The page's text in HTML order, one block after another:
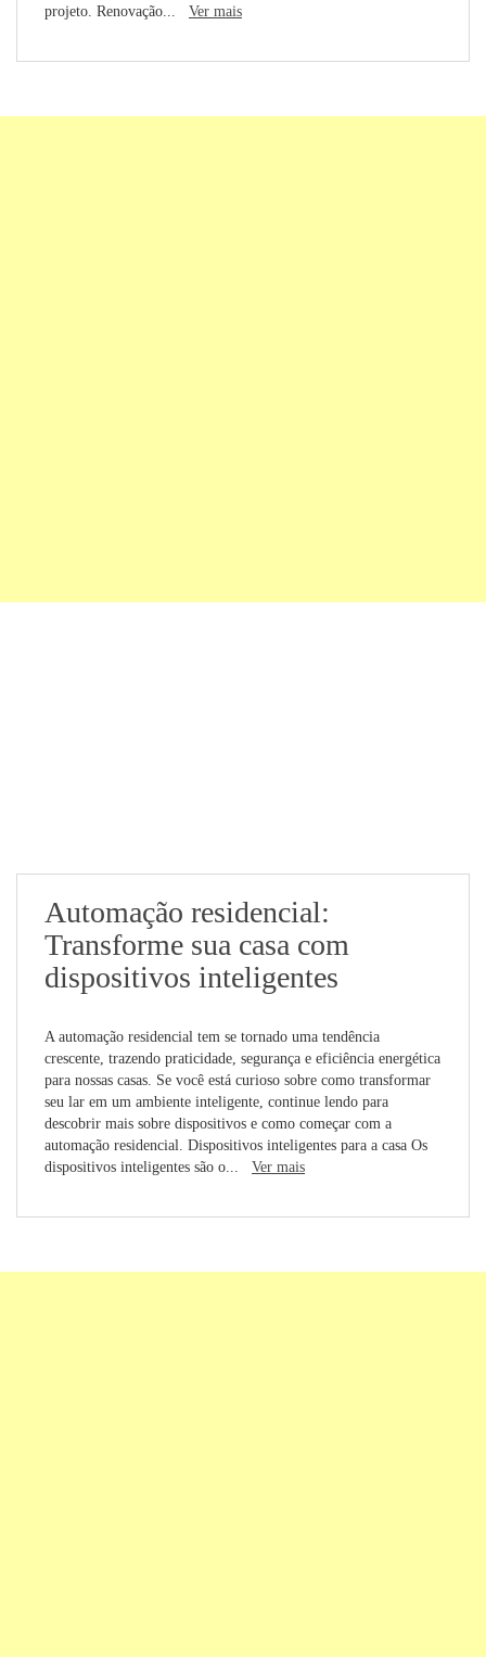
projeto. Renovação... Ver mais
Automação residencial:
Transforme sua casa com
dispositivos inteligentes
A automação residencial tem se tornado uma tendência
crescente, trazendo praticidade, segurança e eficiência energética
para nossas casas. Se você está curioso sobre como transformar
seu lar em um ambiente inteligente, continue lendo para
descobrir mais sobre dispositivos e como começar com a
automação residencial. Dispositivos inteligentes para a casa Os
dispositivos inteligentes são o... Ver mais